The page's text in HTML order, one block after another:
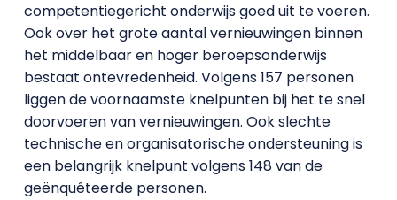
competentiegericht onderwijs goed uit te voeren.
Ook over het grote aantal vernieuwingen binnen
het middelbaar en hoger beroepsonderwijs
bestaat ontevredenheid. Volgens 157 personen
liggen de voornaamste knelpunten bij het te snel
doorvoeren van vernieuwingen. Ook slechte
technische en organisatorische ondersteuning is
een belangrijk knelpunt volgens 148 van de
geënquêteerde personen.